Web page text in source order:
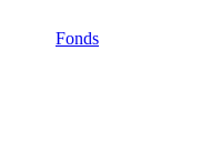
Fonds